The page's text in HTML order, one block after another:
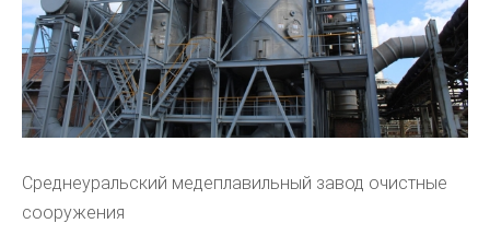
Среднеуральский медеплавильный завод очистные
сооружения